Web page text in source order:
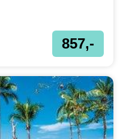
857,-